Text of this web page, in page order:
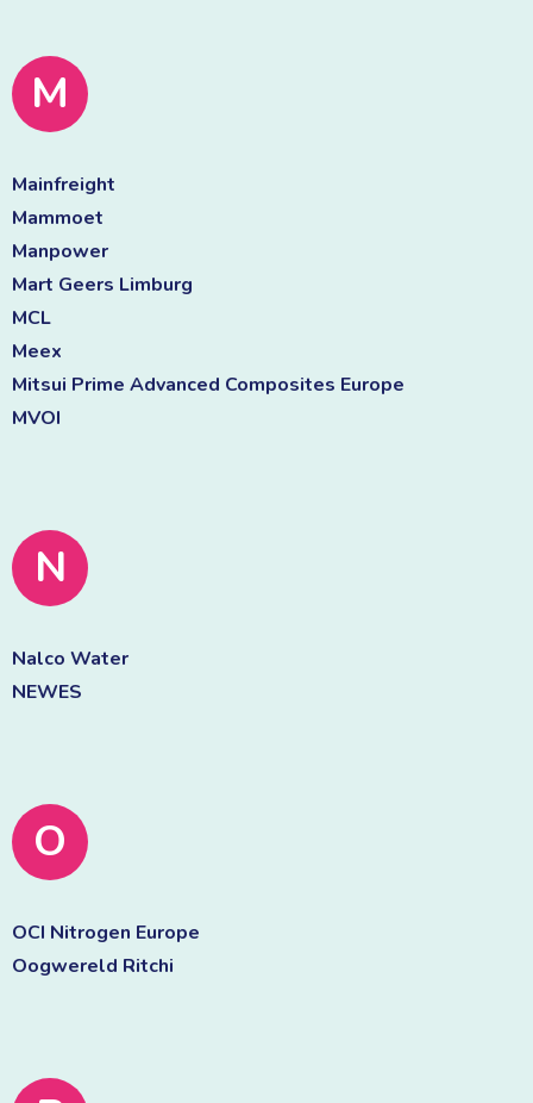
M
Mainfreight
Mammoet
Manpower
Mart Geers Limburg
MCL
Meex
Mitsui Prime Advanced Composites Europe
MVOI
N
Nalco Water
NEWES
O
OCI Nitrogen Europe
Oogwereld Ritchi